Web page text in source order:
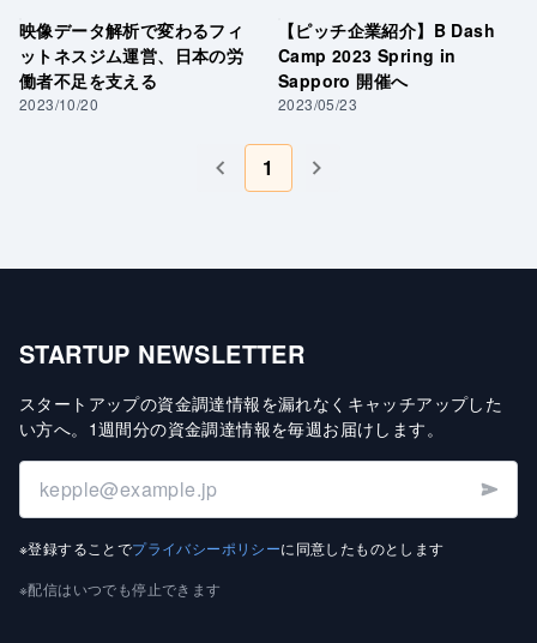
映像データ解析で変わるフィ
ットネスジム運営、日本の労
働者不足を支える
2023/10/20
【ピッチ企業紹介】B Dash
Camp 2023 Spring in
Sapporo 開催へ
2023/05/23
1
STARTUP NEWSLETTER
スタートアップの資金調達情報を漏れなくキャッチアップした
い方へ。 1週間分の資金調達情報を毎週お届けします。
※登録することでプライバシーポリシーに同意したものとします
※配信はいつでも停止できます